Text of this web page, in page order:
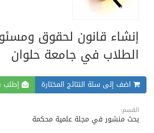
إنشاء قانون لحقوق
الطلاب في جامعة حلوان
اضف إلى سلة النتائج المختارة إطلب
القسم:
بحث منشور في مجلة علمية محكمة